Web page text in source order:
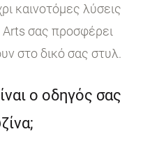
καινοτόμες λύσεις
σας προσφέρει
στο δικό σας στυλ.
ο οδηγός σας